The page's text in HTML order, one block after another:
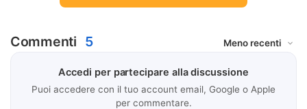
Commenti 5
Accedi per partecipare alla discussione
Puoi accedere con il tuo account email, Google o Apple
per commentare.